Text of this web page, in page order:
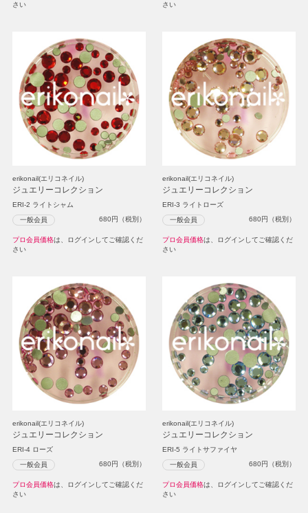
さい
さい
erikonail(エリコネイル)
ジュエリーコレクション
ERI-2 ライトシャム
一般会員 680円（税別）
プロ会員価格は、ログインしてご確認くだ
さい
erikonail(エリコネイル)
ジュエリーコレクション
ERI-3 ライトローズ
一般会員 680円（税別）
プロ会員価格は、ログインしてご確認くだ
さい
erikonail(エリコネイル)
ジュエリーコレクション
ERI-4 ローズ
一般会員 680円（税別）
プロ会員価格は、ログインしてご確認くだ
さい
erikonail(エリコネイル)
ジュエリーコレクション
ERI-5 ライトサファイヤ
一般会員 680円（税別）
プロ会員価格は、ログインしてご確認くだ
さい